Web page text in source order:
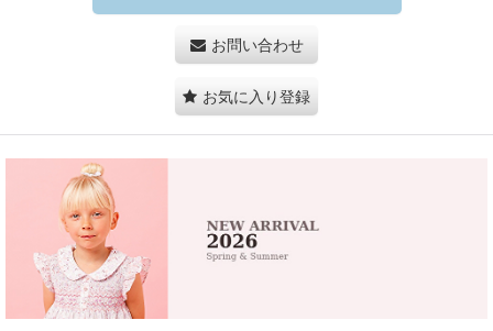
お問い合わせ
お気に入り登録